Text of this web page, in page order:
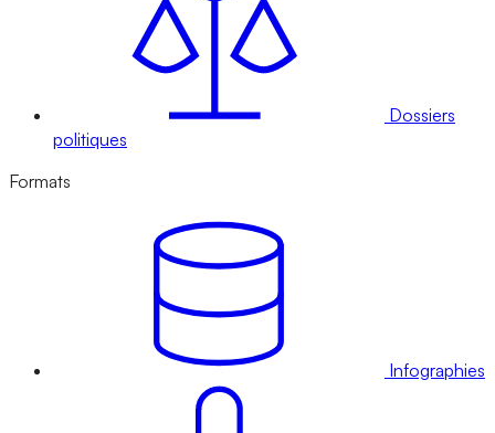
Dossiers
politiques
Formats
Infographies